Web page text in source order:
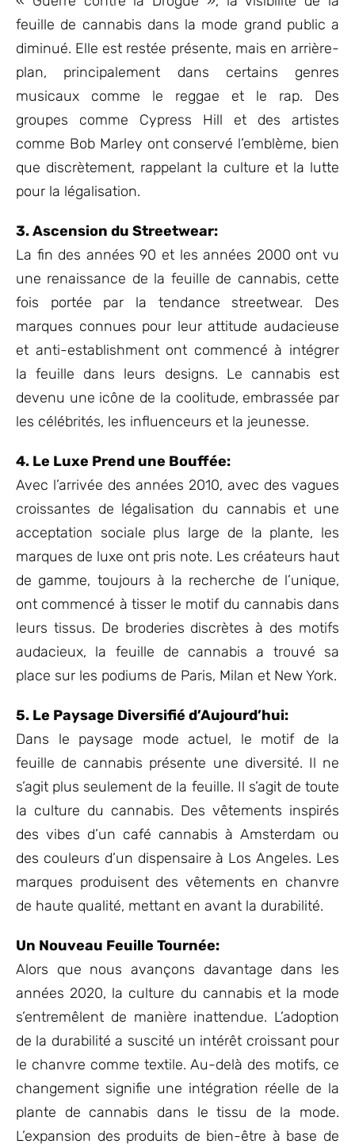
feuille de cannabis dans la mode grand public a
diminué. Elle est restée présente, mais en arrière-
plan, principalement dans certains genres
musicaux comme le reggae et le rap. Des
groupes comme Cypress Hill et des artistes
comme Bob Marley ont conservé l’emblème, bien
que discrètement, rappelant la culture et la lutte
pour la légalisation.
3. Ascension du Streetwear:
La fin des années 90 et les années 2000 ont vu
une renaissance de la feuille de cannabis, cette
fois portée par la tendance streetwear. Des
marques connues pour leur attitude audacieuse
et anti-establishment ont commencé à intégrer
la feuille dans leurs designs. Le cannabis est
devenu une icône de la coolitude, embrassée par
les célébrités, les influenceurs et la jeunesse.
4. Le Luxe Prend une Bouffée:
Avec l’arrivée des années 2010, avec des vagues
croissantes de légalisation du cannabis et une
acceptation sociale plus large de la plante, les
marques de luxe ont pris note. Les créateurs haut
de gamme, toujours à la recherche de l’unique,
ont commencé à tisser le motif du cannabis dans
leurs tissus. De broderies discrètes à des motifs
audacieux, la feuille de cannabis a trouvé sa
place sur les podiums de Paris, Milan et New York.
5. Le Paysage Diversifié d’Aujourd’hui:
Dans le paysage mode actuel, le motif de la
feuille de cannabis présente une diversité. Il ne
s’agit plus seulement de la feuille. Il s’agit de toute
la culture du cannabis. Des vêtements inspirés
des vibes d’un café cannabis à Amsterdam ou
des couleurs d’un dispensaire à Los Angeles. Les
marques produisent des vêtements en chanvre
de haute qualité, mettant en avant la durabilité.
Un Nouveau Feuille Tournée:
Alors que nous avançons davantage dans les
années 2020, la culture du cannabis et la mode
s’entremêlent de manière inattendue. L’adoption
de la durabilité a suscité un intérêt croissant pour
le chanvre comme textile. Au-delà des motifs, ce
changement signifie une intégration réelle de la
plante de cannabis dans le tissu de la mode.
L’expansion des produits de bien-être à base de